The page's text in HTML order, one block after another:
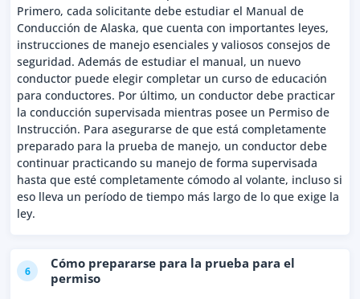
Primero, cada solicitante debe estudiar el Manual de
Conducción de Alaska, que cuenta con importantes leyes,
instrucciones de manejo esenciales y valiosos consejos de
seguridad. Además de estudiar el manual, un nuevo
conductor puede elegir completar un curso de educación
para conductores. Por último, un conductor debe practicar
la conducción supervisada mientras posee un Permiso de
Instrucción. Para asegurarse de que está completamente
preparado para la prueba de manejo, un conductor debe
continuar practicando su manejo de forma supervisada
hasta que esté completamente cómodo al volante, incluso si
eso lleva un período de tiempo más largo de lo que exige la
ley.
6
Cómo prepararse para la prueba para el
permiso